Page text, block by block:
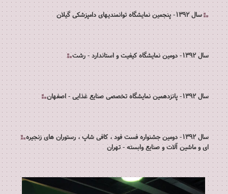
سال 1392- پنجمین نمایشگاه توانمندیهای دامپزشکی گیلان
سال 1392- دومین نمایشگاه کیفیت و استاندارد - رشت
سال 1392- پانزدهمین نمایشگاه تخصصی صنایع غذایی - اصفهان
سال 1392- دومین جشنواره فست فود ، کافی شاپ ، رستوران های زنجیره
ای و ماشین آلات و صنایع وابسته - تهران